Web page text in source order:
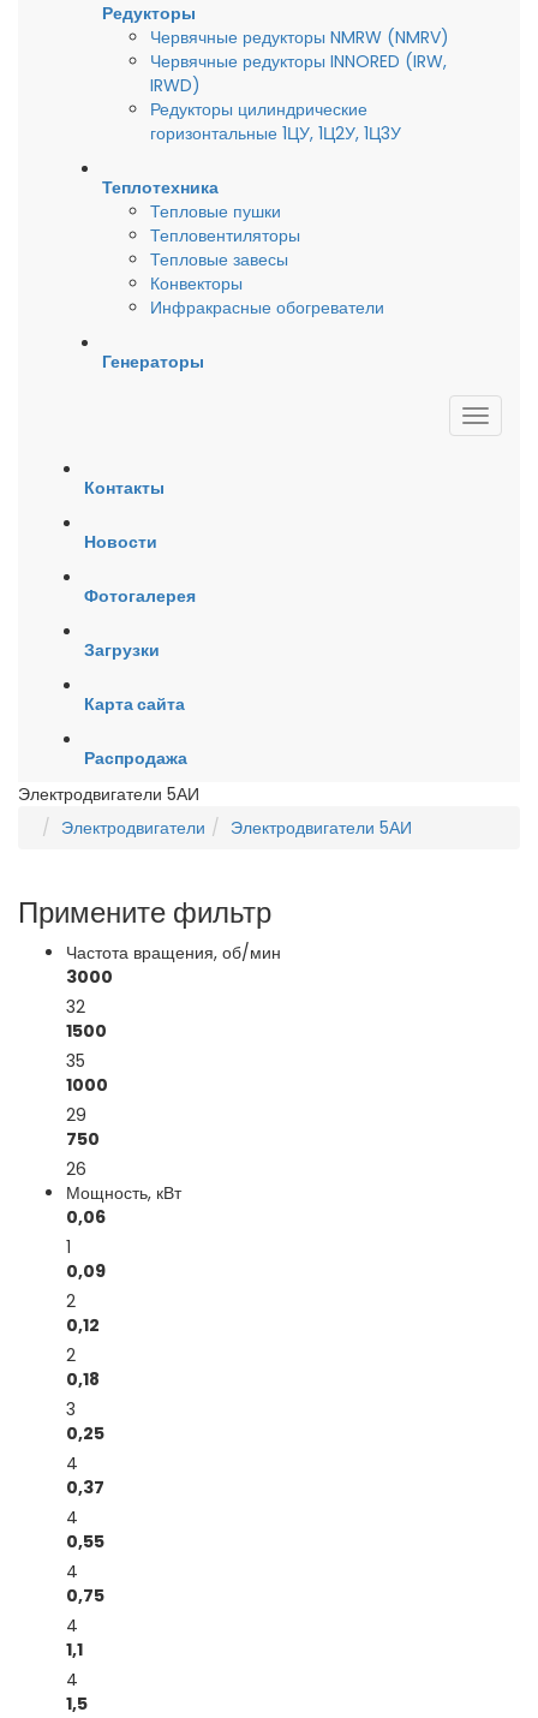
Редукторы
Червячные редукторы NMRW (NMRV)
Червячные редукторы INNORED (IRW,
IRWD)
Редукторы цилиндрические
горизонтальные 1ЦУ, 1Ц2У, 1Ц3У
Теплотехника
Тепловые пушки
Тепловентиляторы
Тепловые завесы
Конвекторы
Инфракрасные обогреватели
Генераторы
Контакты
Новости
Фотогалерея
Загрузки
Карта сайта
Распродажа
Электродвигатели 5АИ
Электродвигатели
Электродвигатели 5АИ
Примените фильтр
Частота вращения, об/мин
3000
32
1500
35
1000
29
750
26
Мощность, кВт
0,06
1
0,09
2
0,12
2
0,18
3
0,25
4
0,37
4
0,55
4
0,75
4
1,1
4
1,5